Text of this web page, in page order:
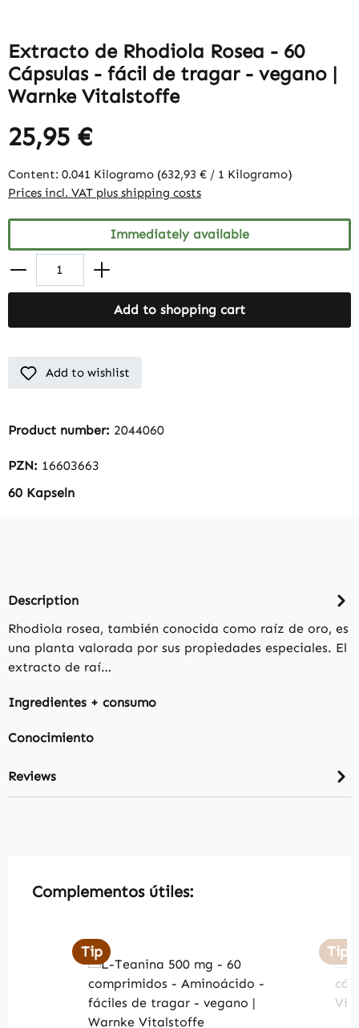
Extracto de Rhodiola Rosea - 60
Cápsulas - fácil de tragar - vegano |
Warnke Vitalstoffe
25,95 €
Content: 0.041 Kilogramo (632,93 € / 1 Kilogramo)
Prices incl. VAT plus shipping costs
Immediately available
Add to shopping cart
Add to wishlist
Product number: 2044060
PZN: 16603663
60 Kapseln
Description
Rhodiola rosea, también conocida como raíz de oro, es
una planta valorada por sus propiedades especiales. El
extracto de raí…
Ingredientes + consumo
Conocimiento
Reviews
Skip product gallery
Complementos útiles:
Tip Tip